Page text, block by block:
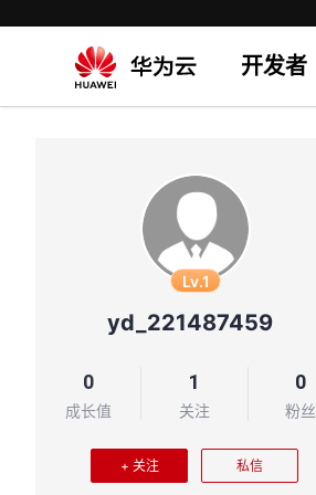
开发者
Lv.1
yd_221487459
0
成长值
1
关注
0
粉丝
+ 关注 私信